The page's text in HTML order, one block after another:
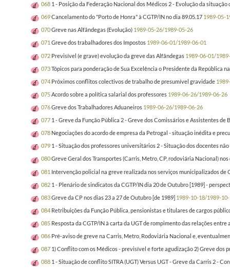
068 1 - Posição da Federação Nacional dos Médicos 2 - Evolução da
069Cancelamento do "Porto de Honra" à CGTP/IN no dia 89.05.17 1989-05-
070Greve nas Alfândegas (Evolução) 1989-05-26/1989-05-26
071 Greve dos trabalhadores dos Impostos 1989-06-01/1989-06-01
072 Previsível (e grave) evolução da greve das Alfândegas 1989-06-01/
073Tópicos para ponderação de Sua Excelência o Presidente da República
074 Próximos conflitos colectivos de trabalho de presumível gravidade
075Acordo sobre a política salarial dos professores 1989-06-26/1989-06-26
076Greve dos Trabalhadores Aduaneiros 1989-06-26/1989-06-26
077 1 - Greve da Função Pública 2 - Greve dos Comissários e Assistentes de
078 Negociações do acordo de empresa da Petrogal - situação inédita e
079 1 - Situação dos professores universitários 2 - Situação dos docentes
080Greve Geral dos Transportes (Carris, Metro, CP, rodoviária Nacional) nos
081 Intervenção policial na greve realizada nos serviços municipalizados de
082 1 - Plenário de sindicatos da CGTP/IN dia 20 de Outubro [1989] -
083Greve da CP nos dias 23 a 27 de Outubro [de 1989] 1989-10-18/1989-
084 Retribuições da Função Pública, pensionistas e titulares de cargos
085 Resposta da CGTP/IN à carta da UGT de rompimento das relações entre
086 Pré-aviso de greve na Carris, Metro, Rodoviária Nacional e,
087 1) Conflito com os Médicos - previsível e forte agudização 2) Greve dos
088 1 - Situação de conflito SITRA (UGT) Versus UGT - Greve da Carris 2 -